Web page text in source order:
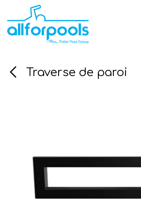
Se rendre au contenu
Traverse de paroi